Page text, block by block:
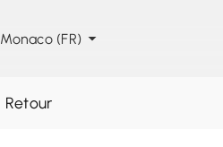
Monaco (FR)
Retour